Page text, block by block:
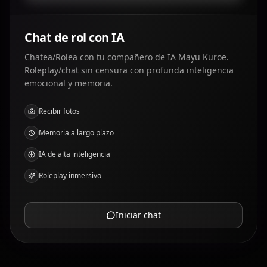
Chat de rol con IA
Chatea/Rolea con tu compañero de IA Mayu Kuroe.
Roleplay/chat sin censura con profunda inteligencia
emocional y memoria.
Recibir fotos
Memoria a largo plazo
IA de alta inteligencia
Roleplay inmersivo
Iniciar chat